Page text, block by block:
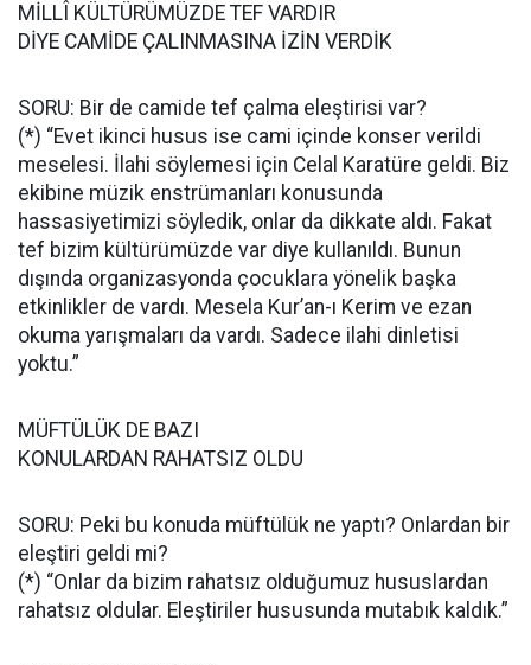
MİLLÎ KÜLTÜRÜMÜZDE TEF VARDIR
DİYE CAMİDE ÇALINMASINA İZİN VERDİK
SORU: Bir de camide tef çalma eleştirisi var?
(*) “Evet ikinci husus ise cami içinde konser verildi
meselesi. İlahi söylemesi için Celal Karatüre geldi. Biz
ekibine müzik enstrümanları konusunda
hassasiyetimizi söyledik, onlar da dikkate aldı. Fakat
tef bizim kültürümüzde var diye kullanıldı. Bunun
dışında organizasyonda çocuklara yönelik başka
etkinlikler de vardı. Mesela Kur’an-ı Kerim ve ezan
okuma yarışmaları da vardı. Sadece ilahi dinletisi
yoktu.”
MÜFTÜLÜK DE BAZI
KONULARDAN RAHATSIZ OLDU
SORU: Peki bu konuda müftülük ne yaptı? Onlardan bir
eleştiri geldi mi?
(*) “Onlar da bizim rahatsız olduğumuz hususlardan
rahatsız oldular. Eleştiriler hususunda mutabık kaldık.”